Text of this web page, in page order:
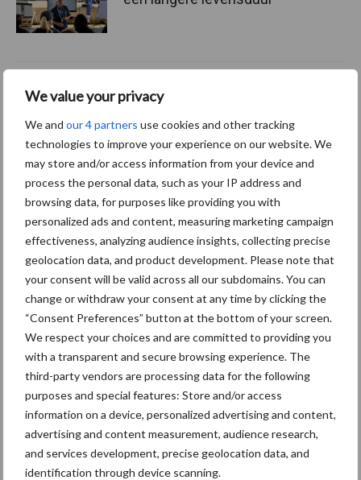
We value your privacy
We and our 4 partners use cookies and other tracking
technologies to improve your experience on our website. We
may store and/or access information from your device and
process the personal data, such as your IP address and
browsing data, for purposes like providing you with
personalized ads and content, measuring marketing campaign
effectiveness, analyzing audience insights, collecting precise
geolocation data, and product development. Please note that
your consent will be valid across all our subdomains. You can
change or withdraw your consent at any time by clicking the
“Consent Preferences” button at the bottom of your screen.
We respect your choices and are committed to providing you
with a transparent and secure browsing experience. The
third-party vendors are processing data for the following
purposes and special features: Store and/or access
information on a device, personalized advertising and content,
advertising and content measurement, audience research,
and services development, precise geolocation data, and
identification through device scanning.
“Vraag naar praktische
hygieneoplossingen is in
Polen groter dan ooit”
Themapagina's
Diergezondheid Bemesting Fokkerij
Derogatie Fosfaatrechten
Toon meer